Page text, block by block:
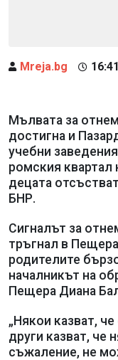
Mreja.bg
Мълвата за
достигна и
учебни
ромския квартал
децата
БНР.
Сигналът за
тръгнал в
родителите
началникът на
Пещера Диана
„Някои казват,
други казват, че
съжаление, не